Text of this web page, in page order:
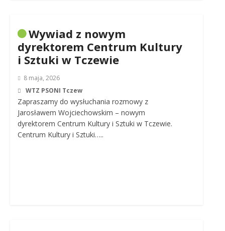
Wywiad z nowym
dyrektorem Centrum Kultury
i Sztuki w Tczewie
8 maja, 2026
WTZ PSONI Tczew
Zapraszamy do wysłuchania rozmowy z
Jarosławem Wojciechowskim – nowym
dyrektorem Centrum Kultury i Sztuki w Tczewie.
Centrum Kultury i Sztuki…..